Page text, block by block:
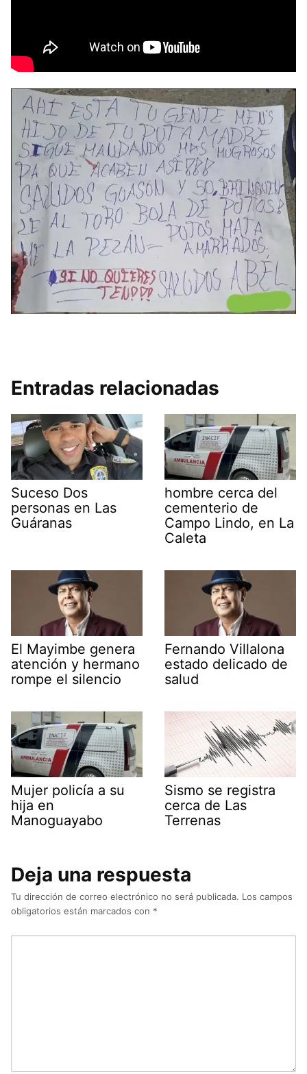
Entradas relacionadas
Suceso Dos
personas en Las
Guáranas
hombre cerca del
cementerio de
Campo Lindo, en La
Caleta
El Mayimbe genera
atención y hermano
rompe el silencio
Fernando Villalona
estado delicado de
salud
Mujer policía a su
hija en
Manoguayabo
Sismo se registra
cerca de Las
Terrenas
Deja una respuesta
Tu dirección de correo electrónico no será publicada. Los campos
obligatorios están marcados con *